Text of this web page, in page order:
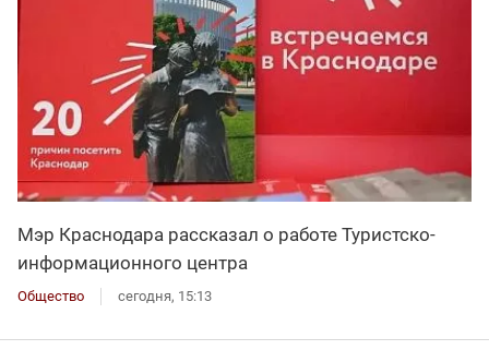
Мэр Краснодара рассказал о работе Туристско-
информационного центра
Общество сегодня, 15:13